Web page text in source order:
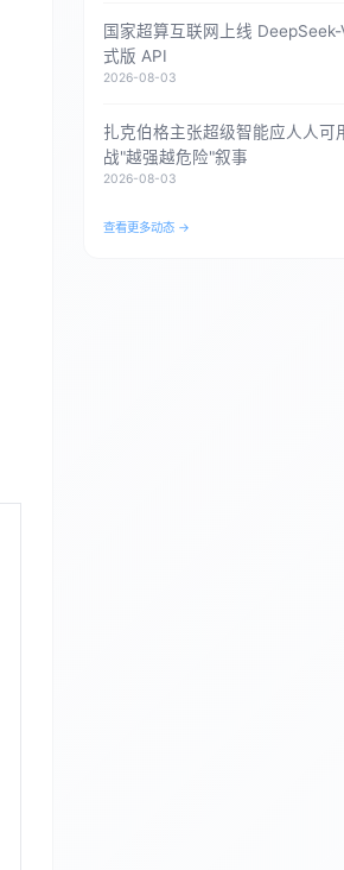
国家超算互联网上线
式版 API
2026-08-03
扎克伯格主张超级智能应人人可
战"越强越危险"叙事
2026-08-03
查看更多动态 →